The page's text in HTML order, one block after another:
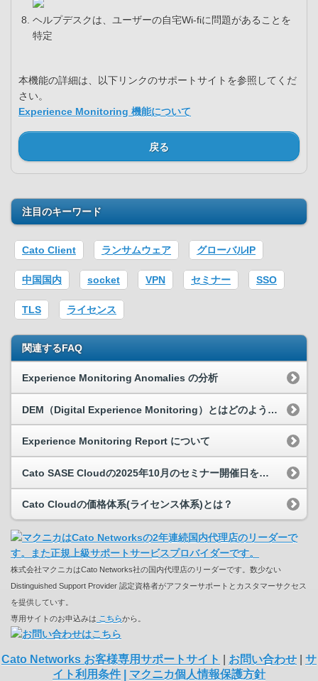
ヘルプデスクは、ユーザーの自宅Wi-fiに問題があることを
特定
本機能の詳細は、以下リンクのサポートサイトを参照してくだ
さい。
Experience Monitoring 機能について
戻る
注目のキーワード
Cato Client ランサムウェア グローバルIP
中国国内 socket VPN セミナー SSO
TLS ライセンス
関連するFAQ
Experience Monitoring Anomalies の分析
DEM（Digital Experience Monitoring）とはどのような機能ですか？
Experience Monitoring Report について
Cato SASE Cloudの2025年10月のセミナー開催日を教えてください。
Cato Cloudの価格体系(ライセンス体系)とは？
株式会社マクニカはCato Networks社の国内代理店のリーダーです。数少ない
Distinguished Support Provider 認定資格者がアフターサポートとカスタマーサクセス
を提供していす。
専用サイトのお申込みは こちらから。
Cato Networks お客様専用サポートサイト お問い合わせ
サ
イト利用条件| マクニカ個人情報保護方針